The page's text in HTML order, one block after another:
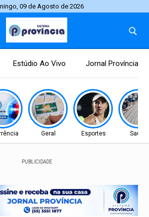
09 de Agosto de 2026
Estúdio Ao Vivo Jornal Província
Geral Esportes Saúde
PUBLICIDADE